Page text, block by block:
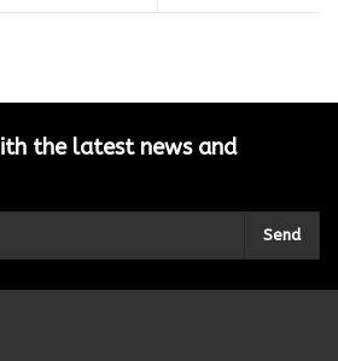
the latest news and
Send